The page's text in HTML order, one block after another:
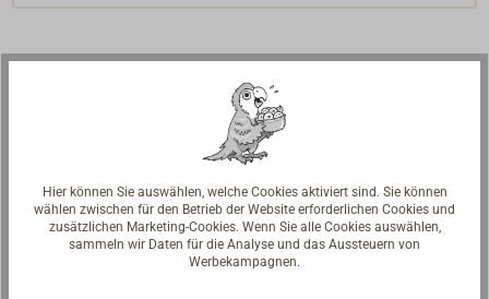
Hier können Sie auswählen, welche Cookies aktiviert sind. Sie können
wählen zwischen für den Betrieb der Website erforderlichen Cookies und
zusätzlichen Marketing-Cookies. Wenn Sie alle Cookies auswählen,
sammeln wir Daten für die Analyse und das Aussteuern von
Werbekampagnen.